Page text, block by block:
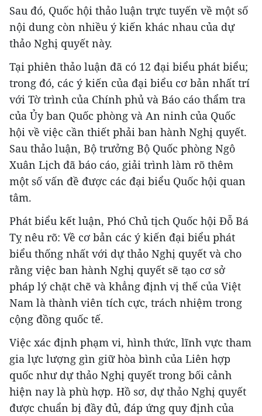
Sau đó, Quốc hội thảo luận trực tuyến về một số
nội dung còn nhiều ý kiến khác nhau của dự
thảo Nghị quyết này.
Tại phiên thảo luận đã có 12 đại biểu phát biểu;
trong đó, các ý kiến của đại biểu cơ bản nhất trí
với Tờ trình của Chính phủ và Báo cáo thẩm tra
của Ủy ban Quốc phòng và An ninh của Quốc
hội về việc cần thiết phải ban hành Nghị quyết.
Sau thảo luận, Bộ trưởng Bộ Quốc phòng Ngô
Xuân Lịch đã báo cáo, giải trình làm rõ thêm
một số vấn đề được các đại biểu Quốc hội quan
tâm.
Phát biểu kết luận, Phó Chủ tịch Quốc hội Đỗ Bá
Tỵ nêu rõ: Về cơ bản các ý kiến đại biểu phát
biểu thống nhất với dự thảo Nghị quyết và cho
rằng việc ban hành Nghị quyết sẽ tạo cơ sở
pháp lý chặt chẽ và khẳng định vị thế của Việt
Nam là thành viên tích cực, trách nhiệm trong
cộng đồng quốc tế.
Việc xác định phạm vi, hình thức, lĩnh vực tham
gia lực lượng gìn giữ hòa bình của Liên hợp
quốc như dự thảo Nghị quyết trong bối cảnh
hiện nay là phù hợp. Hồ sơ, dự thảo Nghị quyết
được chuẩn bị đầy đủ, đáp ứng quy định của